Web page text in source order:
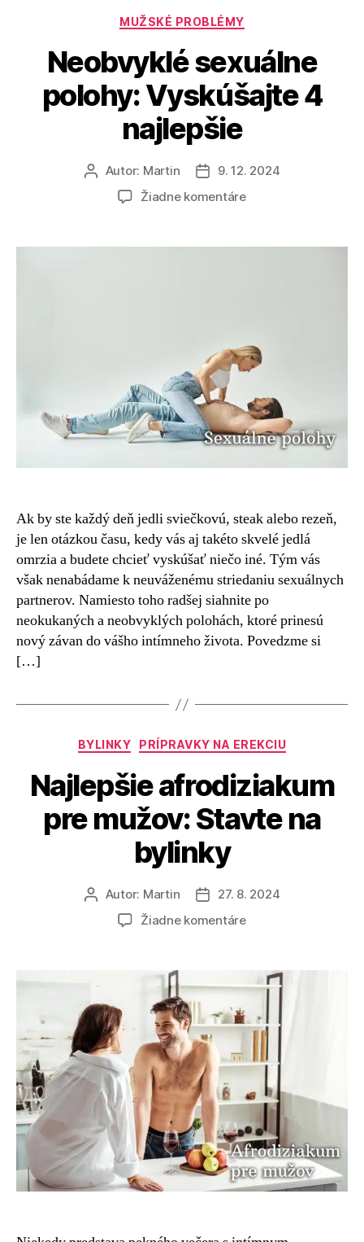
Kategórie
MUŽSKÉ PROBLÉMY
Neobvyklé sexuálne
polohy: Vyskúšajte 4
najlepšie
Autor
článku
Autor: Martin
Dátum
článku
9. 12. 2024
Žiadne komentárena
polohy:
Ak by ste každý deň jedli sviečkovú, steak alebo rezeň,
je len otázkou času, kedy vás aj takéto skvelé jedlá
omrzia a budete chcieť vyskúšať niečo iné. Tým vás
však nenabádame k neuváženému striedaniu sexuálnych
partnerov. Namiesto toho radšej siahnite po
neokukaných a neobvyklých polohách, ktoré prinesú
nový závan do vášho intímneho života. Povedzme si
[…]
Kategórie
BYLINKY PRÍPRAVKY NA EREKCIU
Najlepšie afrodiziakum
pre mužov: Stavte na
bylinky
Autor
článku
Autor: Martin
Dátum
článku
27. 8. 2024
Žiadne komentárena
pre
mužov:
Stavte
na
bylinky